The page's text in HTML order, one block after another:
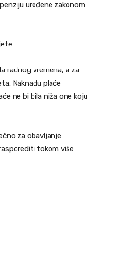
uređene zakonom
radnog vremena, a za
Naknadu plaće
ne bi bila niža one koju
za obavljanje
tokom više